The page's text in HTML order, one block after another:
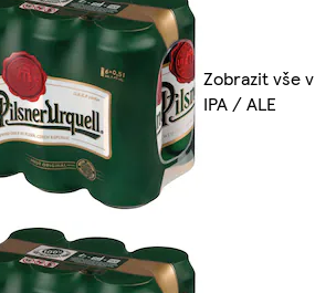
Zobrazit vše v
IPA / ALE